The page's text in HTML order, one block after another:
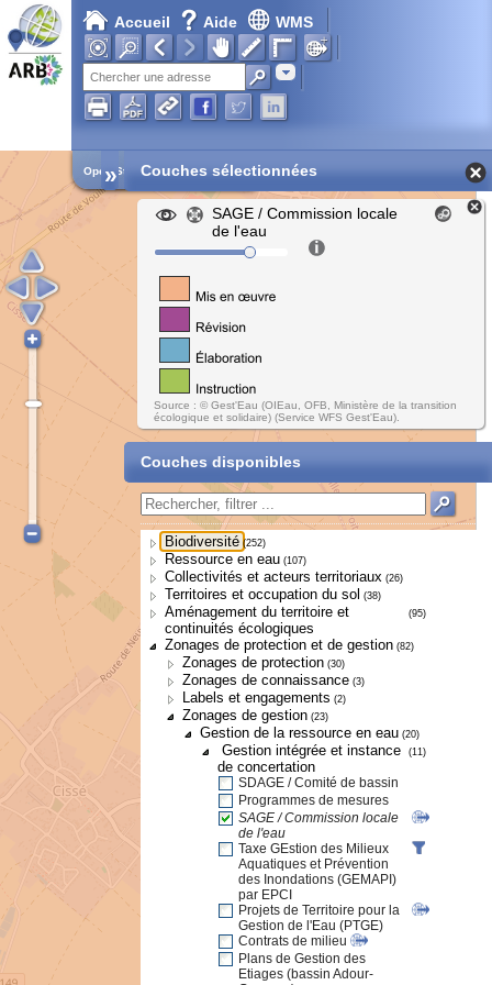
Accueil Aide WMS
Adresse
Open Street Map
» Couches sélectionnées
SAGE / Commission locale
de l'eau
Source : © Gest'Eau (OIEau, OFB, Ministère de la transition
écologique et solidaire) (Service WFS Gest'Eau).
Couches disponibles
Biodiversité (252)
Ressource en eau (107)
Collectivités et acteurs territoriaux (26)
Territoires et occupation du sol (38)
Aménagement du territoire et
continuités écologiques
(95)
Zonages de protection et de gestion (82)
Zonages de protection (30)
Zonages de connaissance (3)
Labels et engagements (2)
Zonages de gestion (23)
Gestion de la ressource en eau (20)
Gestion intégrée et instance
de concertation
(11)
SDAGE / Comité de bassin
Programmes de mesures
SAGE / Commission locale
de l'eau
Taxe GEstion des Milieux
Aquatiques et Prévention
des Inondations (GEMAPI)
par EPCI
Projets de Territoire pour la
Gestion de l'Eau (PTGE)
Contrats de milieu
Plans de Gestion des
Etiages (bassin Adour-